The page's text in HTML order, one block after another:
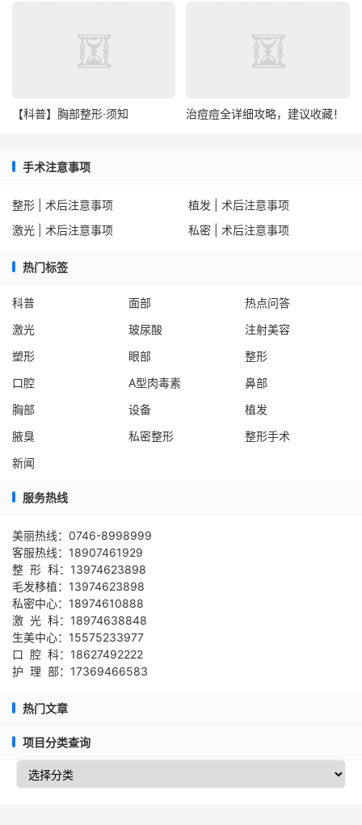
【科普】胸部整形·须知 治痘痘全详细攻略，建议收藏！
手术注意事项
整形 | 术后注意事项
植发 | 术后注意事项
激光 | 术后注意事项
私密 | 术后注意事项
热门标签
科普 面部
热点问答
激光
玻尿酸
注射美容
塑形
眼部
整形
口腔
A型肉毒素
鼻部
胸部
设备
植发
腋臭
私密整形
整形手术
新闻
服务热线
美丽热线：0746-8998999
客服热线：18907461929
整 形 科：13974623898
毛发移植：13974623898
私密中心：18974610888
激 光 科：18974638848
生美中心：15575233977
口 腔 科：18627492222
护 理 部：17369466583
热门文章
项目分类查询